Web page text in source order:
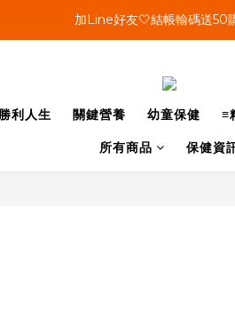
單筆結帳金額滿899🤍超取/郵
加Line好友🤍結帳輸碼送50
勝利人生 關鍵營養 幼童保健 ≡
所有商品 保健資